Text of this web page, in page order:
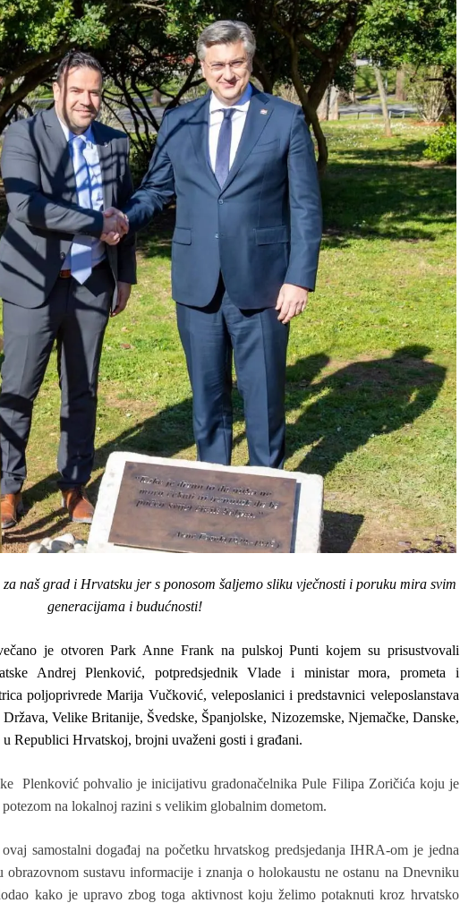
naš grad i Hrvatsku jer s ponosom šaljemo sliku vječnosti i poruku mira svim
generacijama i budućnosti!
je otvoren Park Anne Frank na pulskoj Punti kojem su prisustvovali
Andrej Plenković, potpredsjednik Vlade i ministar mora, prometa i
poljoprivrede Marija Vučković, veleposlanici i predstavnici veleposlanstava
Velike Britanije, Švedske, Španjolske, Nizozemske, Njemačke, Danske,
Republici Hrvatskoj, brojni uvaženi gosti i građani.
Plenković pohvalio je inicijativu gradonačelnika Pule Filipa Zoričića koju je
na lokalnoj razini s velikim globalnim dometom.
samostalni događaj na početku hrvatskog predsjedanja IHRA-om je jedna
obrazovnom sustavu informacije i znanja o holokaustu ne ostanu na Dnevniku
kako je upravo zbog toga aktivnost koju želimo potaknuti kroz hrvatsko